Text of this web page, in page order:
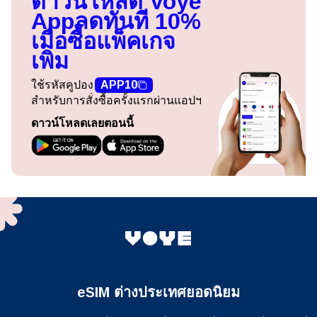
Appลดทันที 10%
เมื่อซื้อแพ็คเกจ
เพิ่ม
ใช้รหัสคูปอง
APP10
สำหรับการสั่งซื้อครั้งแรกผ่านแอปฯ
ดาวน์โหลดเลยตอนนี้
eSIM ต่างประเทศยอดนิยม